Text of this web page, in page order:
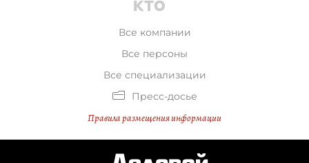
Все компании
Все персоны
Все специализации
Пресс-досье
Правила размещения информации